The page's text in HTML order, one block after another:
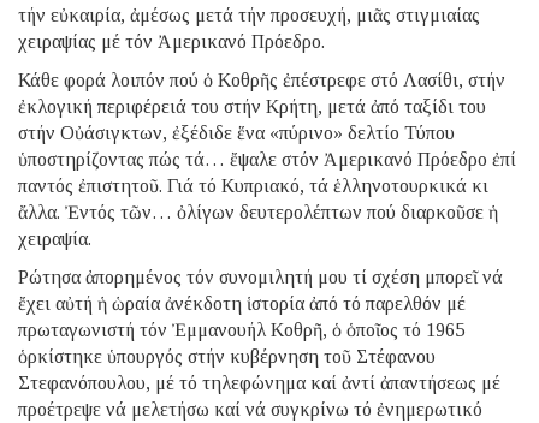
τήν εὐκαιρία, ἀμέσως μετά τήν προσευχή, μιᾶς στιγμιαίας
χειραψίας μέ τόν Ἀμερικανό Πρόεδρο.
Κάθε φορά λοιπόν πού ὁ Κοθρῆς ἐπέστρεφε στό Λασίθι, στήν
ἐκλογική περιφέρειά του στήν Κρήτη, μετά ἀπό ταξίδι του
στήν Οὐάσιγκτων, ἐξέδιδε ἕνα «πύρινο» δελτίο Τύπου
ὑποστηρίζοντας πώς τά… ἔψαλε στόν Ἀμερικανό Πρόεδρο ἐπί
παντός ἐπιστητοῦ. Γιά τό Κυπριακό, τά ἑλληνοτουρκικά κι
ἄλλα. Ἐντός τῶν… ὀλίγων δευτερολέπτων πού διαρκοῦσε ἡ
χειραψία.
Ρώτησα ἀπορημένος τόν συνομιλητή μου τί σχέση μπορεῖ νά
ἔχει αὐτή ἡ ὡραία ἀνέκδοτη ἱστορία ἀπό τό παρελθόν μέ
πρωταγωνιστή τόν Ἐμμανουήλ Κοθρῆ, ὁ ὁποῖος τό 1965
ὁρκίστηκε ὑπουργός στήν κυβέρνηση τοῦ Στέφανου
Στεφανόπουλου, μέ τό τηλεφώνημα καί ἀντί ἀπαντήσεως μέ
προέτρεψε νά μελετήσω καί νά συγκρίνω τό ἐνημερωτικό